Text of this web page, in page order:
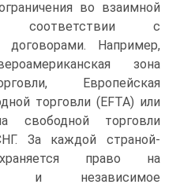
во взаимной
с
договорами. Например,
зона
Европейская
торговли (EFTA) или
свободной торговли
За каждой страной-
право на
и независимое